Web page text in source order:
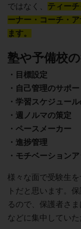
ではなく、 ティー
ーナー・コーチ・
ます。
塾や予備校
・目標設定
・自己管理のサポー
・学習スケジュー
・週ノルマの策定
・ペースメーカー
・進捗管理
・モチベーション
様々な面で受験生
トだと思います。
るので、保護者さ
などに集中してい